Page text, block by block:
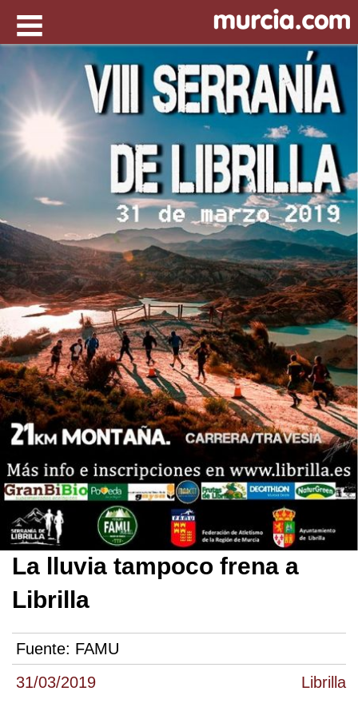
31/03/2019 Librilla
La lluvia tampoco frena a
Librilla
Fuente: FAMU